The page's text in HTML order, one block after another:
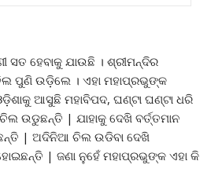
ସତ ହେବାକୁ ଯାଉଛି । ଶ୍ରୀମନ୍ଦିର
ପୁଣି ଉଡ଼ିଲେ । ଏହା ମହାପ୍ରଭୁଙ୍କ
ଆସୁଛି ମହାବିପଦ, ଘଣ୍ଟା ଘଣ୍ଟା ଧରି
ଉଡୁଛନ୍ତି | ଯାହାକୁ ଦେଖି ବର୍ତ୍ତମାନ
| ଅଦିନିଆ ଚିଲ ଉଡିବା ଦେଖି
| ଜଣା ନୁହେଁ ମହାପ୍ରଭୁଙ୍କ ଏହା କି